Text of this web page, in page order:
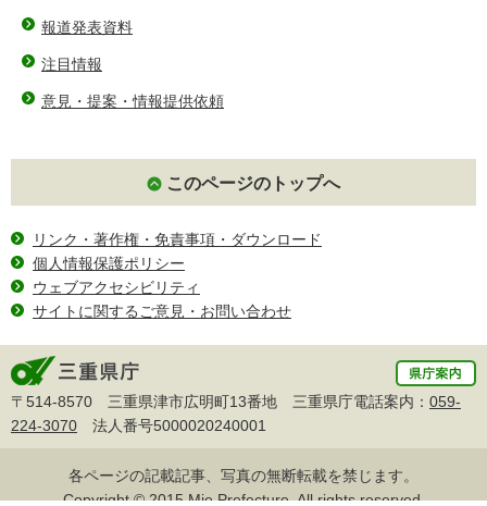
報道発表資料
注目情報
意見・提案・情報提供依頼
このページのトップへ
リンク・著作権・免責事項・ダウンロード
個人情報保護ポリシー
ウェブアクセシビリティ
サイトに関するご意見・お問い合わせ
〒514-8570 三重県津市広明町13番地 三重県庁電話案内： 059-
224-3070 法人番号5000020240001
各ページの記載記事、写真の無断転載を禁じます。
Copyright © 2015 Mie Prefecture, All rights reserved.